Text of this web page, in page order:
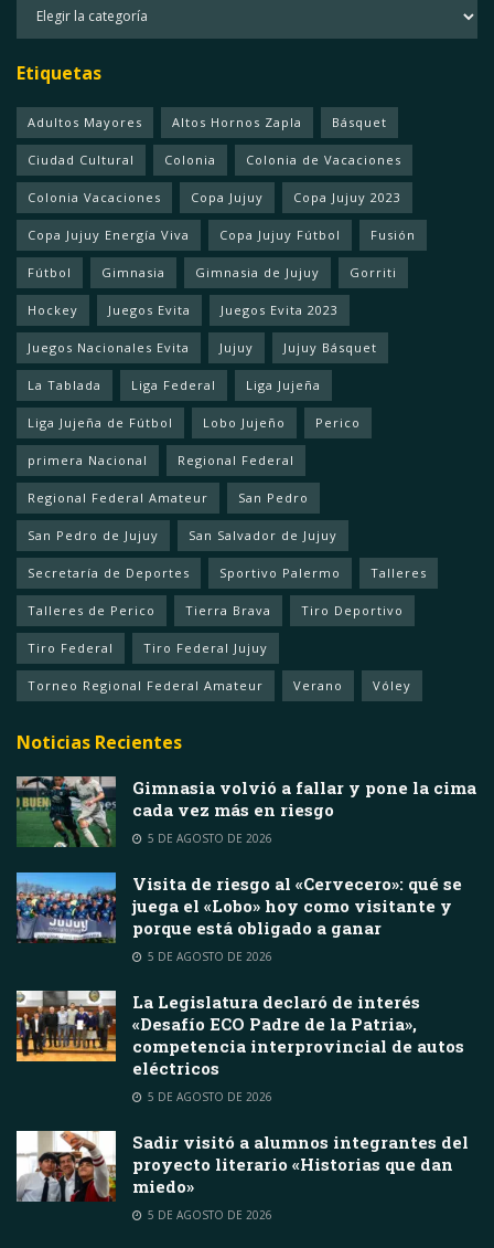
Etiquetas
Adultos Mayores Altos Hornos Zapla Básquet
Ciudad Cultural Colonia Colonia de Vacaciones
Colonia Vacaciones Copa Jujuy Copa Jujuy 2023
Copa Jujuy Energía Viva Copa Jujuy Fútbol Fusión
Fútbol Gimnasia Gimnasia de Jujuy Gorriti
Hockey Juegos Evita Juegos Evita 2023
Juegos Nacionales Evita Jujuy Jujuy Básquet
La Tablada Liga Federal Liga Jujeña
Liga Jujeña de Fútbol Lobo Jujeño Perico
primera Nacional Regional Federal
Regional Federal Amateur San Pedro
San Pedro de Jujuy San Salvador de Jujuy
Secretaría de Deportes Sportivo Palermo Talleres
Talleres de Perico Tierra Brava Tiro Deportivo
Tiro Federal Tiro Federal Jujuy
Torneo Regional Federal Amateur Verano Vóley
Noticias Recientes
Gimnasia volvió a fallar y pone la cima
cada vez más en riesgo
5 DE AGOSTO DE 2026
Visita de riesgo al «Cervecero»: qué se
juega el «Lobo» hoy como visitante y
porque está obligado a ganar
5 DE AGOSTO DE 2026
La Legislatura declaró de interés
«Desafío ECO Padre de la Patria»,
competencia interprovincial de autos
eléctricos
5 DE AGOSTO DE 2026
Sadir visitó a alumnos integrantes del
proyecto literario «Historias que dan
miedo»
5 DE AGOSTO DE 2026